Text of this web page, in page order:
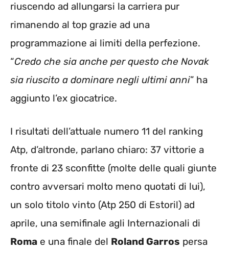
riuscendo ad allungarsi la carriera pur
rimanendo al top grazie ad una
programmazione ai limiti della perfezione.
“Credo che sia anche per questo che Novak
sia riuscito a dominare negli ultimi anni” ha
aggiunto l’ex giocatrice.
I risultati dell’attuale numero 11 del ranking
Atp, d’altronde, parlano chiaro: 37 vittorie a
fronte di 23 sconfitte (molte delle quali giunte
contro avversari molto meno quotati di lui),
un solo titolo vinto (Atp 250 di Estoril) ad
aprile, una semifinale agli Internazionali di
Roma e una finale del Roland Garros persa